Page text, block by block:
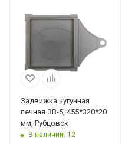
Задвижка чугунная
печная ЗВ-5, 455*320*20
мм, Рубцовск
В наличии: 12